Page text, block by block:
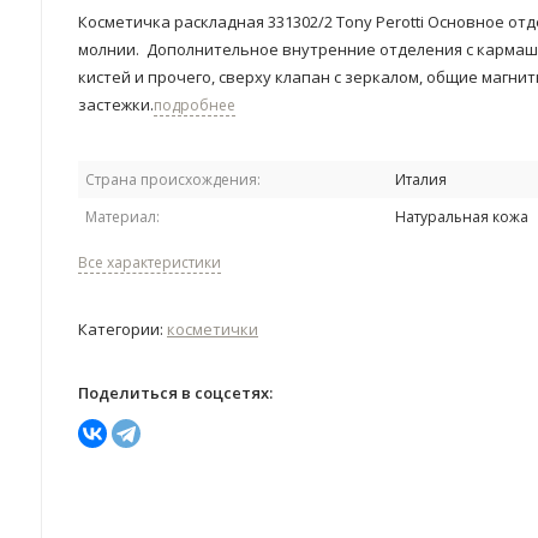
​Косметичка раскладная 331302/2 Tony Perotti Основное
молнии. ​ Дополнительное внутренние отделения с
кистей и прочего, сверху клапан с зеркалом​, общие
застежки.​подробнее
Страна происхождения:
Италия
Материал:
Натуральная кожа
Все характеристики
Категории: косметички
Поделиться в соцсетях: